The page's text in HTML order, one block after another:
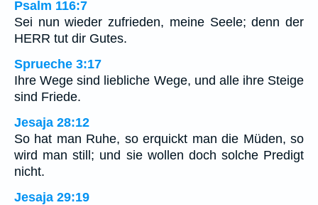
Psalm 116:7
Sei nun wieder zufrieden, meine Seele; denn der
HERR tut dir Gutes.
Sprueche 3:17
Ihre Wege sind liebliche Wege, und alle ihre Steige
sind Friede.
Jesaja 28:12
So hat man Ruhe, so erquickt man die Müden, so
wird man still; und sie wollen doch solche Predigt
nicht.
Jesaja 29:19